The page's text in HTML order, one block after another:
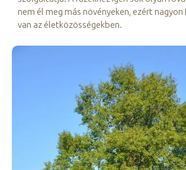
nem él meg más növényeken, ezért
van az életközösségekben.